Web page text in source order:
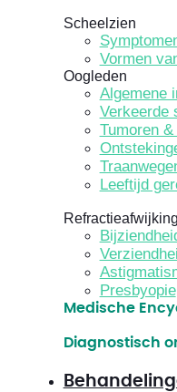
Scheelzien
Vormen
Oogleden
Algemene
Verkeerde
Tumoren
Leeftijd
Presbyopie
Medische
Diagnostisch